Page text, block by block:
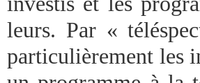
leurs. Par «
particulièrement les